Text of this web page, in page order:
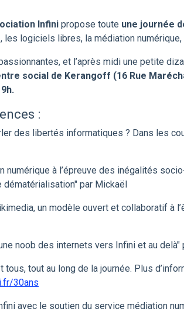
Infini propose toute une journée
logiciels libres, la médiation
et l’après midi une petite
social de Kerangoff (16 Rue
:
des libertés informatiques ? Dans les
numérique à l’épreuve des inégalités
dématérialisation" par Mickaël
un modèle ouvert et collaboratif à
noob des internets vers Infini et au
tout au long de la journée. Plus
30ans
avec le soutien du service médiation